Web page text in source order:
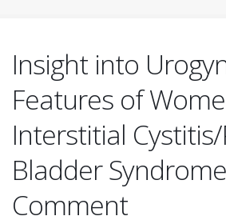
Insight into
Features of
Interstitial
Bladder
Comment